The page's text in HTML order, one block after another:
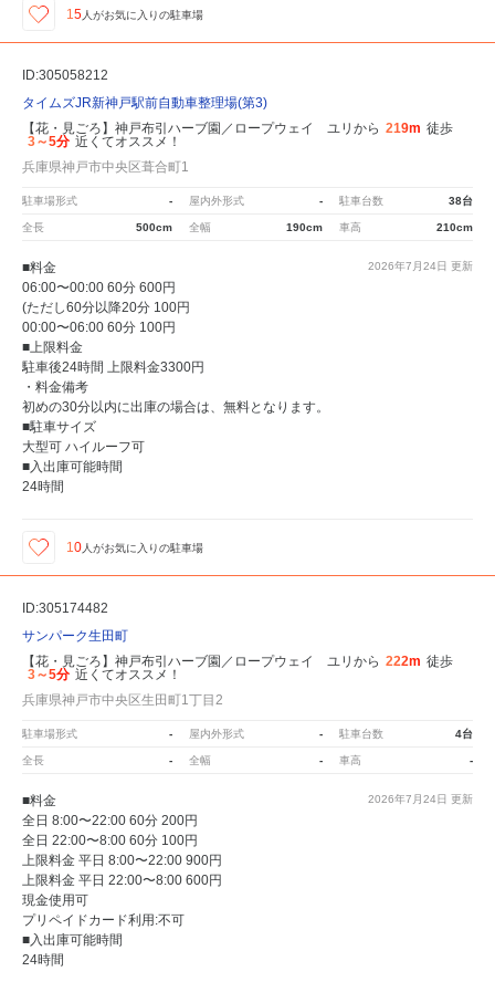
15人がお気に入りの駐車場
ID:305058212
タイムズJR新神戸駅前自動車整理場(第3)
【花・見ごろ】神戸布引ハーブ園／ロープウェイ ユリから 219m 徒歩
3～5分 近くてオススメ！
兵庫県神戸市中央区葺合町1
駐車場形式 - 屋内外形式 - 駐車台数 38台
全長 500cm 全幅 190cm 車高 210cm
2026年7月24日 更新
■料金
06:00〜00:00 60分 600円
(ただし60分以降20分 100円
00:00〜06:00 60分 100円
■上限料金
駐車後24時間 上限料金3300円
・料金備考
初めの30分以内に出庫の場合は、無料となります。
■駐車サイズ
大型可 ハイルーフ可
■入出庫可能時間
24時間
10人がお気に入りの駐車場
ID:305174482
サンパーク生田町
【花・見ごろ】神戸布引ハーブ園／ロープウェイ ユリから 222m 徒歩
3～5分 近くてオススメ！
兵庫県神戸市中央区生田町1丁目2
駐車場形式 - 屋内外形式 - 駐車台数 4台
全長 - 全幅 - 車高 -
2026年7月24日 更新
■料金
全日 8:00〜22:00 60分 200円
全日 22:00〜8:00 60分 100円
上限料金 平日 8:00〜22:00 900円
上限料金 平日 22:00〜8:00 600円
現金使用可
プリペイドカード利用:不可
■入出庫可能時間
24時間